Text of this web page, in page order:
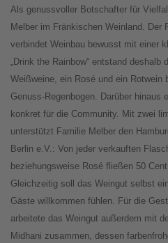
Als genussvoller Botschafter für
Melber im Fränkischen Weinland. Der
verbindet Weinbau bewusst mit einer
„Drink the Rainbow“ entstand deshalb
Weißweine, ein Rosé und ein Rotwein
Genuss-Regenbogen. Darüber hinaus
konkret für die Community. Mit zwei
unterstützt Familie Melber den
Berlin e.V.: Von jeder verkauften
beziehungsweise Rosé fließen 50
Gleichzeitig soll das Weingut selbst
Gäste willkommen fühlen. Für die
arbeitete das Weingut außerdem mit
Midhani zusammen, dessen